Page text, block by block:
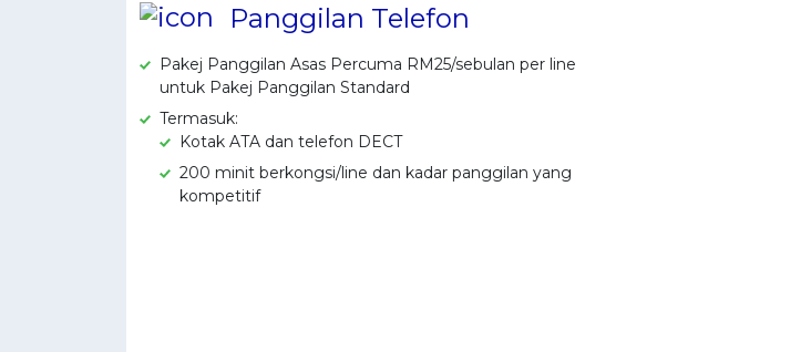
Panggilan Telefon
Pakej Panggilan Asas Percuma RM25/sebulan per line
untuk Pakej Panggilan Standard
Termasuk:
Kotak ATA dan telefon DECT
200 minit berkongsi/line dan kadar panggilan yang
kompetitif